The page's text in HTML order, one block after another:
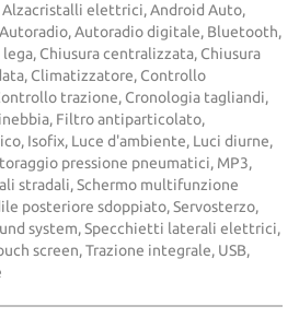
Alzacristalli elettrici, Android Auto,
Autoradio digitale, Bluetooth,
Chiusura centralizzata, Chiusura
Climatizzatore, Controllo
trazione, Cronologia tagliandi,
Filtro antiparticolato,
Isofix, Luce d'ambiente, Luci diurne,
pressione pneumatici, MP3,
stradali, Schermo multifunzione
posteriore sdoppiato, Servosterzo,
system, Specchietti laterali elettrici,
screen, Trazione integrale, USB,